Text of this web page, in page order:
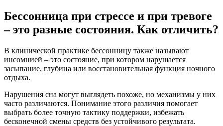
Бессонница при стрессе и при тревоге
– это разные состояния. Как отличить?
В клинической практике бессонницу также называют
инсомнией – это состояние, при котором нарушается
засыпание, глубина или восстановительная функция ночного
отдыха.
Нарушения сна могут выглядеть похоже, но механизмы у них
часто различаются. Понимание этого различия помогает
выбрать более точную тактику поддержки, избежать
бесконечной смены средств без устойчивого результата.